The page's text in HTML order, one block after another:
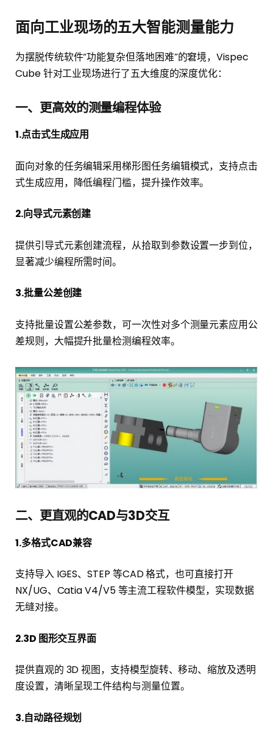
面向工业现场的五大智能测量能力
为摆脱传统软件“功能复杂但落地困难”的窘境，Vispec
Cube 针对工业现场进行了五大维度的深度优化：
一、更高效的测量编程体验
1.点击式生成应用
面向对象的任务编辑采用梯形图任务编辑模式，支持点击
式生成应用，降低编程门槛，提升操作效率。
2.向导式元素创建
提供引导式元素创建流程，从拾取到参数设置一步到位，
显著减少编程所需时间。
3.批量公差创建
支持批量设置公差参数，可一次性对多个测量元素应用公
差规则，大幅提升批量检测编程效率。
二、更直观的CAD与3D交互
1.多格式CAD兼容
支持导入 IGES、STEP 等CAD 格式，也可直接打开
NX/UG、Catia V4/V5 等主流工程软件模型，实现数据
无缝对接。
2.3D 图形交互界面
提供直观的 3D 视图，支持模型旋转、移动、缩放及透明
度设置，清晰呈现工件结构与测量位置。
3.自动路径规划